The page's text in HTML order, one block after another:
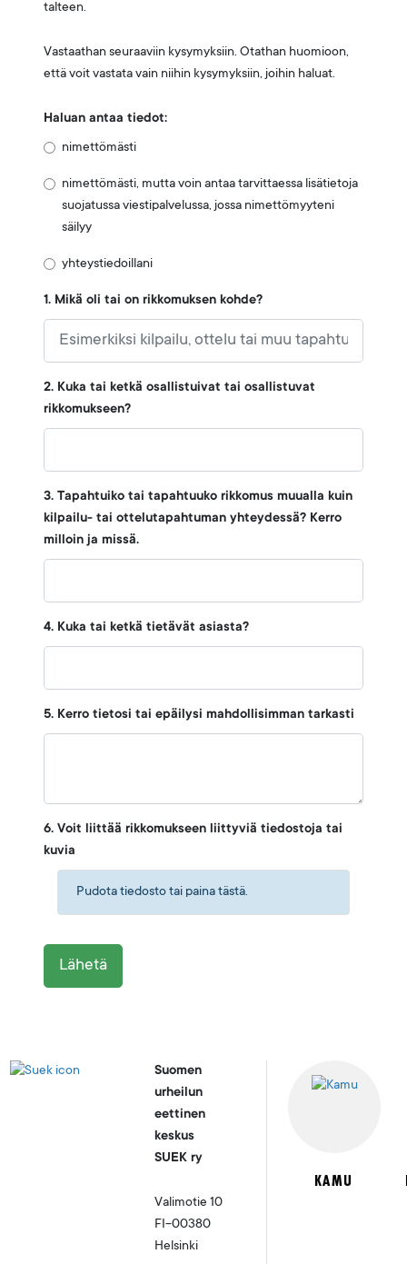
talteen.
Vastaathan seuraaviin kysymyksiin. Otathan huomioon,
että voit vastata vain niihin kysymyksiin, joihin haluat.
Haluan antaa tiedot:
nimettömästi
nimettömästi, mutta voin antaa tarvittaessa lisätietoja
suojatussa viestipalvelussa, jossa nimettömyyteni
säilyy
yhteystiedoillani
1. Mikä oli tai on rikkomuksen kohde?
2. Kuka tai ketkä osallistuivat tai osallistuvat
rikkomukseen?
3. Tapahtuiko tai tapahtuuko rikkomus muualla kuin
kilpailu- tai ottelutapahtuman yhteydessä? Kerro
milloin ja missä.
4. Kuka tai ketkä tietävät asiasta?
5. Kerro tietosi tai epäilysi mahdollisimman tarkasti
6. Voit liittää rikkomukseen liittyviä tiedostoja tai
kuvia
Pudota tiedosto tai paina tästä.
Lähetä
Suomen
urheilun
eettinen
keskus
SUEK ry
Valimotie 10
FI-00380
Helsinki
KAMU